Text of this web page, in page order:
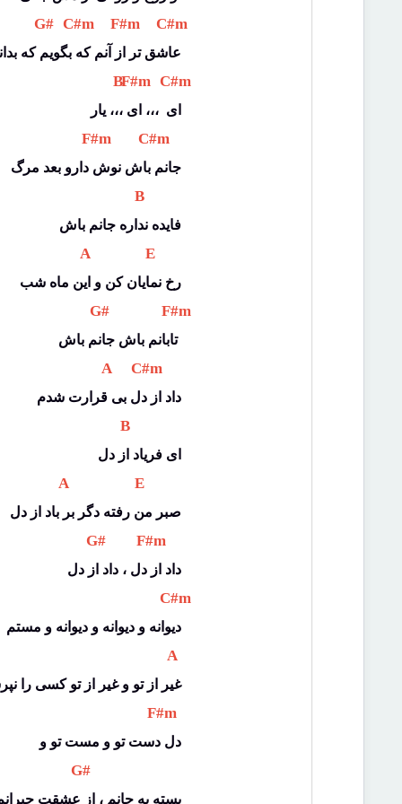
G# C#m F#m C#m
عاشق تر از آنم که بگویم که
B
F#m C#m
ای  ،،، ای ،،، یار
F#m C#m
جانم باش نوش دارو بعد مرگ
B
فایده نداره جانم باش
A E
رخ نمایان کن و این ماه شب
G# F#m
تابانم باش جانم باش
A C#m
داد از دل بی قرارت شدم
B
ای فریاد از دل
A E
صبر من رفته دگر بر باد از دل
G# F#m
داد از دل ، داد از دل
C#m
دیوانه و دیوانه و دیوانه و مستم
A
غیر از تو و غیر از تو کسی را
F#m
دل دست تو و مست تو و
G#
بسته به جانم ، از عشقت